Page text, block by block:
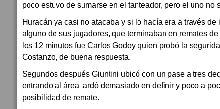
poco estuvo de sumarse en el tanteador, pero el uno no
Huracán ya casi no atacaba y si lo hacía era a través
alguno de sus jugadores, que terminaban en remates
los 12 minutos fue Carlos Godoy quien probó la
Costanzo, de buena respuesta.
Segundos después Giuntini ubicó con un pase a tres
entrando al área tardó demasiado en definir y poco a
posibilidad de remate.